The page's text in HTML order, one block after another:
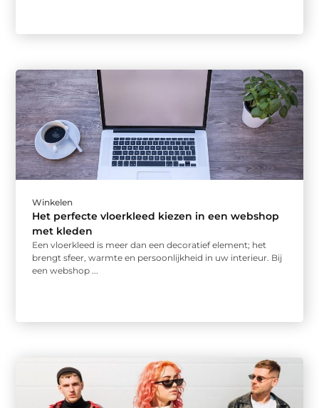
Winkelen
Het perfecte vloerkleed kiezen in een webshop
met kleden
Een vloerkleed is meer dan een decoratief element; het
brengt sfeer, warmte en persoonlijkheid in uw interieur. Bij
een webshop ...